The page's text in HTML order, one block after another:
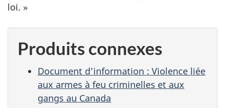
loi. »
Produits connexes
Document d’information : Violence liée
aux armes à feu criminelles et aux
gangs au Canada